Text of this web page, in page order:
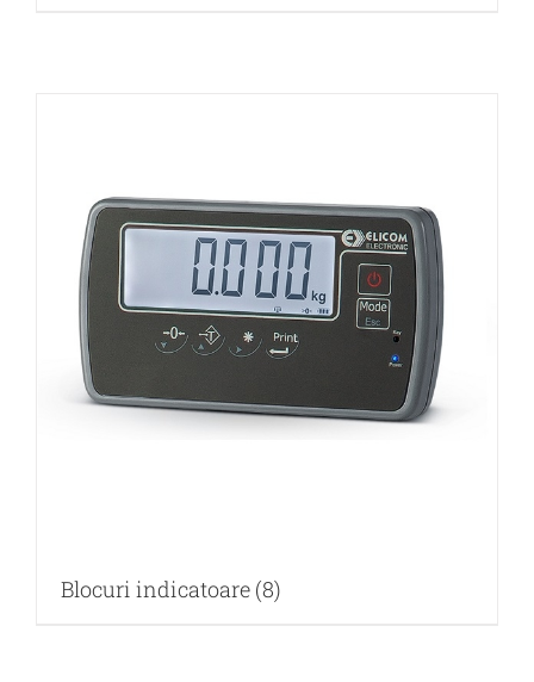
Blocuri indicatoare (8)